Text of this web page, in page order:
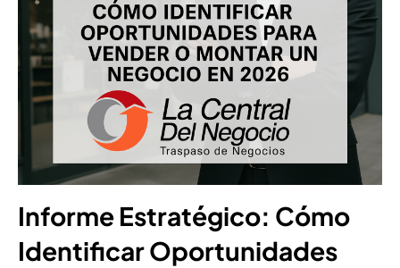
Informe Estratégico: Cómo
Identificar Oportunidades